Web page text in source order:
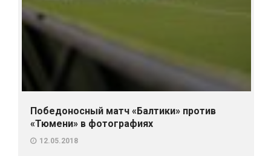
Победоносный матч «Балтики» против
«Тюмени» в фотографиях
12.05.2018